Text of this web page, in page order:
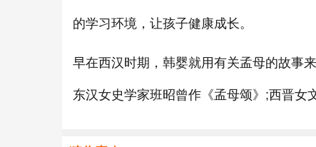
的学习环境，让孩子健康成长。
早在西汉时期，韩婴就用有关孟母的故事
东汉女史学家班昭曾作《孟母颂》;西晋女